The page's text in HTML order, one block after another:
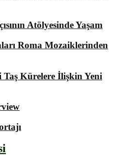
Atölyesinde Yaşam
Roma Mozaiklerinden
Kürelere İlişkin Yeni